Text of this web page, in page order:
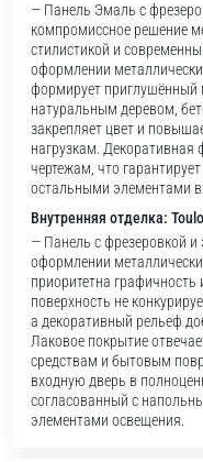
— Панель Эмаль с
компромиссное решение
стилистикой и
оформлении
формирует приглушённый
натуральным деревом,
закрепляет цвет и
нагрузкам. Декоративная
чертежам, что
остальными элементами
Внутренняя отделка:
— Панель с фрезеровкой
оформлении
приоритетна
поверхность не
а декоративный рельеф
Лаковое покрытие
средствам и бытовым
входную дверь в
согласованный с
элементами освещения.